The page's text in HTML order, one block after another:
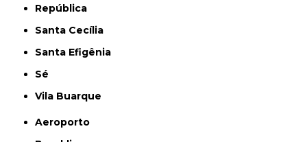
República
Santa Cecília
Santa Efigênia
Sé
Vila Buarque
Aeroporto